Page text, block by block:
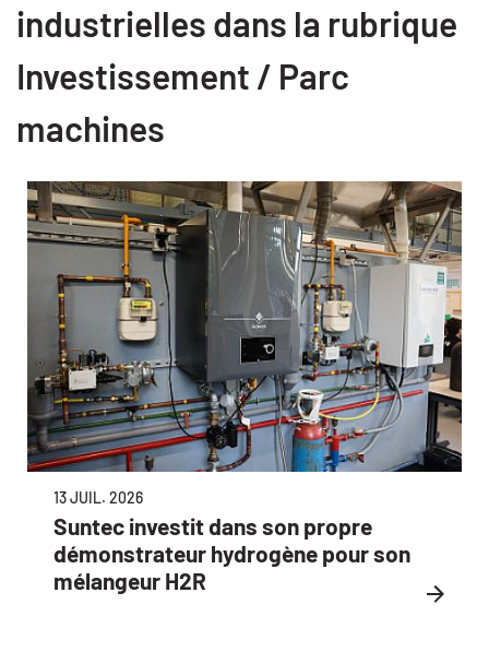
industrielles dans la rubrique
Investissement / Parc
machines
13 JUIL. 2026
Suntec investit dans son propre
démonstrateur hydrogène pour son
mélangeur H2R